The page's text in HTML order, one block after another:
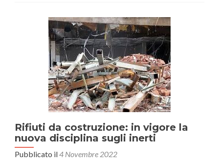
Rifiuti da costruzione: in vigore la
nuova disciplina sugli inerti
Pubblicato il4 Novembre 2022